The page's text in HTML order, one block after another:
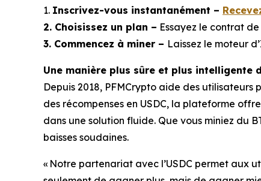
1. Inscrivez-vous instantanément –
2. Choisissez un plan – Essayez le contrat
3. Commencez à miner – Laissez le moteur
Une manière plus sûre et plus intelligente
Depuis 2018, PFMCrypto aide des
des récompenses en USDC, la plateforme
dans une solution fluide. Que vous miniez du
baisses soudaines.
« Notre partenariat avec l’USDC permet aux